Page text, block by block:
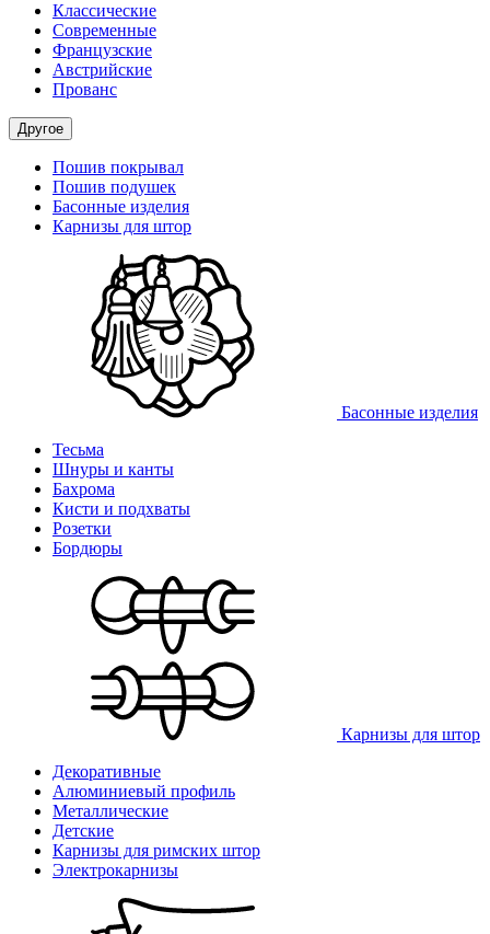
Классические
Современные
Французские
Австрийские
Прованс
Другое
Пошив покрывал
Пошив подушек
Басонные изделия
Карнизы для штор
Басонные изделия
Тесьма
Шнуры и канты
Бахрома
Кисти и подхваты
Розетки
Бордюры
Карнизы для штор
Декоративные
Алюминиевый профиль
Металлические
Детские
Карнизы для римских штор
Электрокарнизы